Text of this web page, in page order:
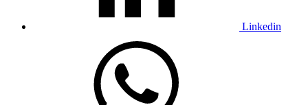
Linkedin